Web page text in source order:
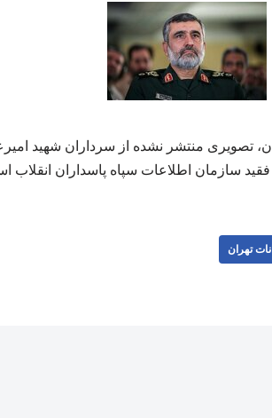
تصویری منتشر نشده از سرداران شهید
سازمان اطلاعات سپاه پاسداران انقلاب
تهران